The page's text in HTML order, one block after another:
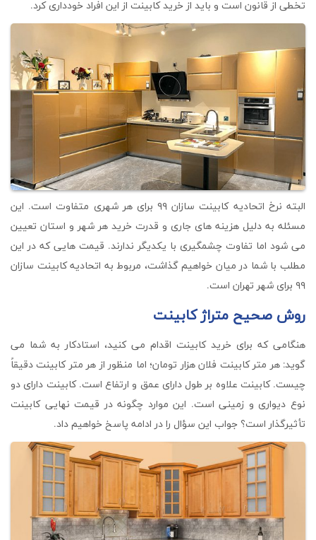
تخطی از قانون است و باید از خرید کابینت از این افراد خودداری کرد.
البته نرخ اتحادیه کابینت سازان ۹۹ برای هر شهری متفاوت است. این
مسئله به دلیل هزینه های جاری و قدرت خرید هر شهر و استان تعیین
می شود اما تفاوت چشمگیری با یکدیگر ندارند. قیمت هایی که در این
مطلب با شما در میان خواهیم گذاشت، مربوط به اتحادیه کابینت سازان
۹۹ برای شهر تهران است.
روش صحیح متراژ کابینت
هنگامی که برای خرید کابینت اقدام می کنید، استادکار به شما می
گوید: هر متر کابینت فلان هزار تومان؛ اما منظور از هر متر کابینت دقیقاً
چیست. کابینت علاوه بر طول دارای عمق و ارتفاع است. کابینت دارای دو
نوع دیواری و زمینی است. این موارد چگونه در قیمت نهایی کابینت
تأثیرگذار است؟ جواب این سؤال را در ادامه پاسخ خواهیم داد.